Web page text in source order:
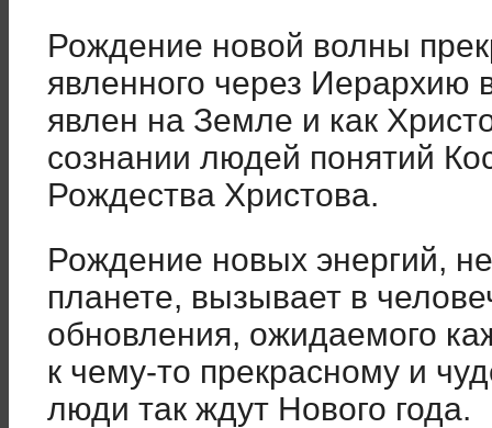
Рождение новой волны
явленного через Иерархию
явлен на Земле и как
сознании людей понятий
Рождества Христова.
Рождение новых энергий,
планете, вызывает в
обновления, ожидаемого
к чему-то прекрасному и
люди так ждут Нового года.